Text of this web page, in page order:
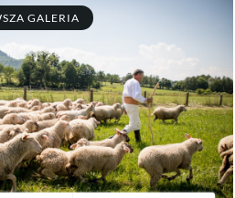
GALERIA